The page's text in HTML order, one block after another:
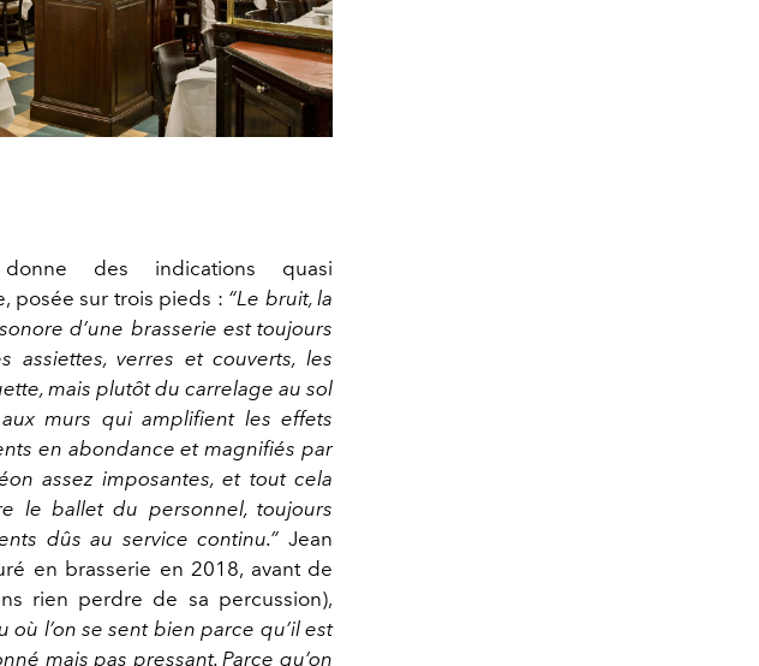
des indications quasi
posée sur trois pieds : “Le bruit, la
d’une brasserie est toujours
verres et couverts, les
mais plutôt du carrelage au sol
murs qui amplifient les effets
en abondance et magnifiés par
assez imposantes, et tout cela
le ballet du personnel, toujours
dûs au service continu.” Jean
en brasserie en 2018, avant de
rien perdre de sa percussion),
où l’on se sent bien parce qu’il est
mais pas pressant. Parce qu’on